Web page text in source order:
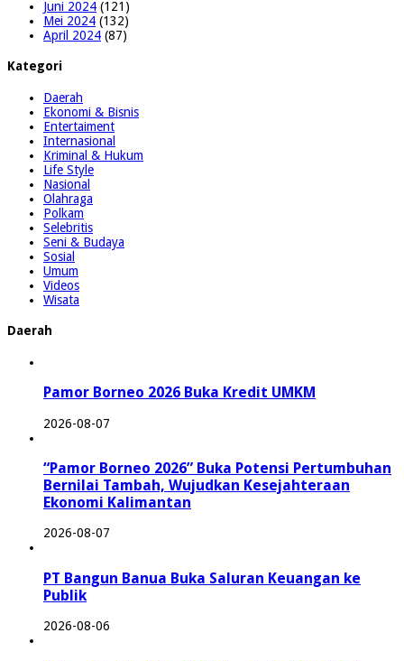
Juni 2024 (121)
Mei 2024 (132)
April 2024 (87)
Kategori
Daerah
Ekonomi & Bisnis
Entertaiment
Internasional
Kriminal & Hukum
Life Style
Nasional
Olahraga
Polkam
Selebritis
Seni & Budaya
Sosial
Umum
Videos
Wisata
Daerah
Pamor Borneo 2026 Buka Kredit UMKM
2026-08-07
“Pamor Borneo 2026” Buka Potensi Pertumbuhan
Bernilai Tambah, Wujudkan Kesejahteraan
Ekonomi Kalimantan
2026-08-07
PT Bangun Banua Buka Saluran Keuangan ke
Publik
2026-08-06